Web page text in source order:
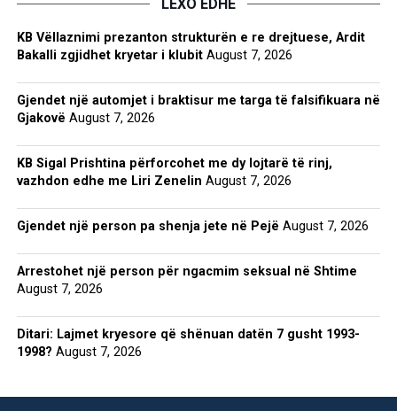
LEXO EDHE
KB Vëllaznimi prezanton strukturën e re drejtuese, Ardit
Bakalli zgjidhet kryetar i klubit August 7, 2026
Gjendet një automjet i braktisur me targa të falsifikuara në
Gjakovë August 7, 2026
KB Sigal Prishtina përforcohet me dy lojtarë të rinj,
vazhdon edhe me Liri Zenelin August 7, 2026
Gjendet një person pa shenja jete në Pejë August 7, 2026
Arrestohet një person për ngacmim seksual në Shtime
August 7, 2026
Ditari: Lajmet kryesore që shënuan datën 7 gusht 1993-
1998? August 7, 2026